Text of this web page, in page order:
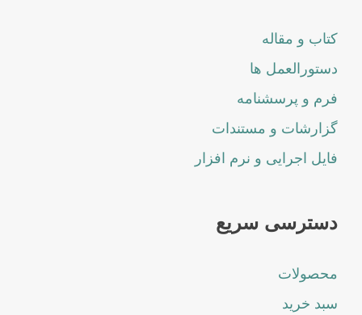
کتاب و مقاله
دستورالعمل ها
فرم و پرسشنامه
گزارشات و مستندات
فایل اجرایی و نرم افزار
دسترسی سریع
محصولات
سبد خرید